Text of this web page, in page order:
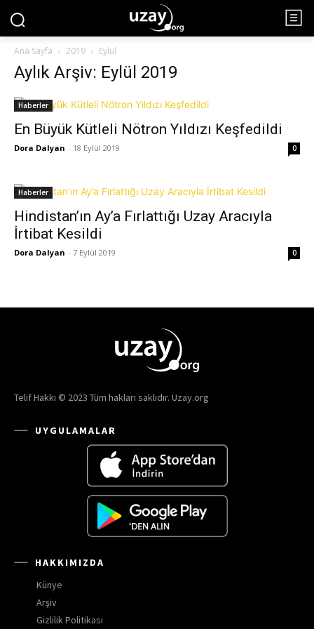
Ana Sayfa 2019 Eylül
Aylık Arşiv: Eylül 2019
Haberler
En Büyük Kütleli Nötron Yıldızı Keşfedildi
Dora Dalyan - 18 Eylül 2019 0
Haberler
Hindistan’ın Ay’a Fırlattığı Uzay Aracıyla
İrtibat Kesildi
Dora Dalyan - 7 Eylül 2019 0
Telif Hakkı © 2023 Tüm hakları saklıdır. Uzay.org
UYGULAMALAR
HAKKIMIZDA
Künye
Arşiv
Gizlilik Politikası